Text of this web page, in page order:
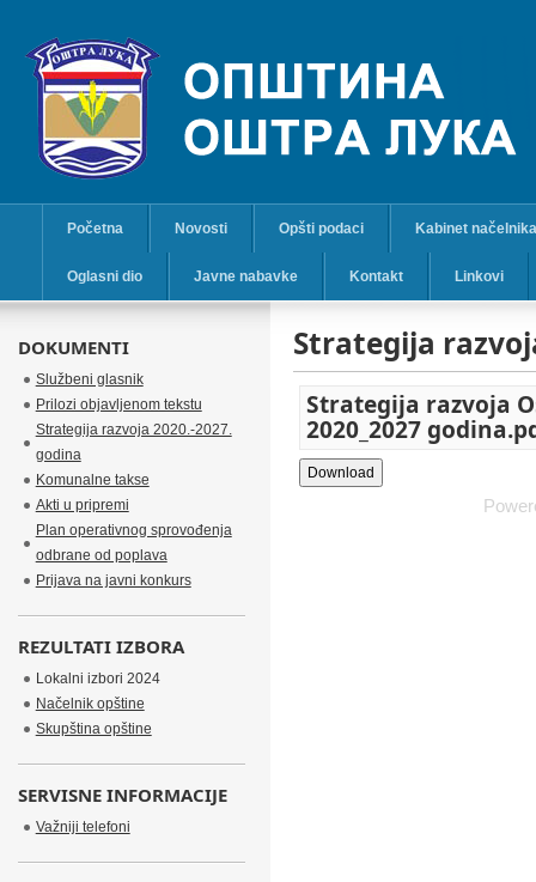
Početna Novosti Opšti podaci Kabinet načelnika
Oglasni dio Javne nabavke Kontakt Linkovi
Strategija
Strategija razvoja
2020_2027
DOKUMENTI
Službeni glasnik
Prilozi objavljenom tekstu
Strategija razvoja 2020.-2027.
godina
Komunalne takse
Akti u pripremi
Plan operativnog sprovođenja
odbrane od poplava
Prijava na javni konkurs
REZULTATI IZBORA
Lokalni izbori 2024
Načelnik opštine
Skupština opštine
SERVISNE INFORMACIJE
Važniji telefoni